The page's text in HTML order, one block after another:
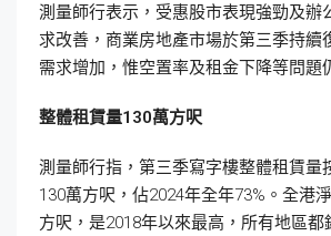
測量師行表示，受惠股市表現強勁及辦
求改善，商業房地產市場於第三季持續
需求增加，惟空置率及租金下降等問題
整體租賃量130萬方呎
測量師行指，第三季寫字樓整體租賃量
130萬方呎，佔2024年全年73%。全港
方呎，是2018年以來最高，所有地區都